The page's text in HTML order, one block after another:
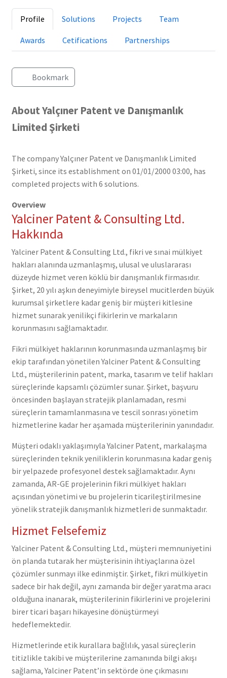
Profile Solutions Projects Team
Awards Cetifications Partnerships
Bookmark
About Yalçıner Patent ve Danışmanlık
Limited Şirketi
The company Yalçıner Patent ve Danışmanlık Limited
Şirketi, since its establishment on 01/01/2000 03:00, has
completed projects with 6 solutions.
Overview
Yalciner Patent & Consulting Ltd.
Hakkında
Yalciner Patent & Consulting Ltd., fikri ve sınai mülkiyet
hakları alanında uzmanlaşmış, ulusal ve uluslararası
düzeyde hizmet veren köklü bir danışmanlık firmasıdır.
Şirket, 20 yılı aşkın deneyimiyle bireysel mucitlerden büyük
kurumsal şirketlere kadar geniş bir müşteri kitlesine
hizmet sunarak yenilikçi fikirlerin ve markaların
korunmasını sağlamaktadır.
Fikri mülkiyet haklarının korunmasında uzmanlaşmış bir
ekip tarafından yönetilen Yalciner Patent & Consulting
Ltd., müşterilerinin patent, marka, tasarım ve telif hakları
süreçlerinde kapsamlı çözümler sunar. Şirket, başvuru
öncesinden başlayan stratejik planlamadan, resmi
süreçlerin tamamlanmasına ve tescil sonrası yönetim
hizmetlerine kadar her aşamada müşterilerinin yanındadır.
Müşteri odaklı yaklaşımıyla Yalciner Patent, markalaşma
süreçlerinden teknik yeniliklerin korunmasına kadar geniş
bir yelpazede profesyonel destek sağlamaktadır. Aynı
zamanda, AR-GE projelerinin fikri mülkiyet hakları
açısından yönetimi ve bu projelerin ticarileştirilmesine
yönelik stratejik danışmanlık hizmetleri de sunmaktadır.
Hizmet Felsefemiz
Yalciner Patent & Consulting Ltd., müşteri memnuniyetini
ön planda tutarak her müşterisinin ihtiyaçlarına özel
çözümler sunmayı ilke edinmiştir. Şirket, fikri mülkiyetin
sadece bir hak değil, aynı zamanda bir değer yaratma aracı
olduğuna inanarak, müşterilerinin fikirlerini ve projelerini
birer ticari başarı hikayesine dönüştürmeyi
hedeflemektedir.
Hizmetlerinde etik kurallara bağlılık, yasal süreçlerin
titizlikle takibi ve müşterilerine zamanında bilgi akışı
sağlama, Yalciner Patent’in sektörde öne çıkmasını